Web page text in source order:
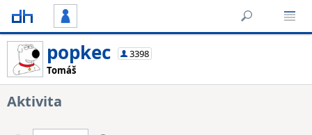
popkec
3398
Tomáš
Aktivita